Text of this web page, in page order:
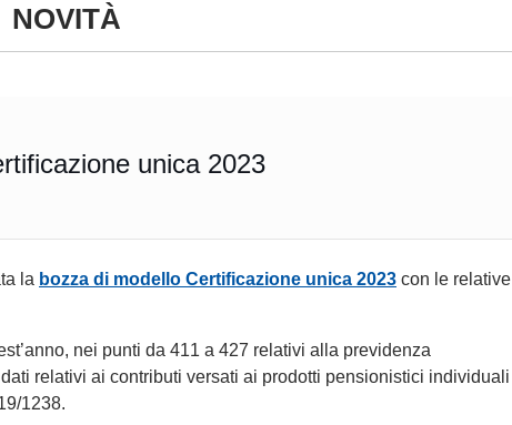
NOVITÀ
unica 2023
la bozza di modello Certificazione unica 2023 con le relative
nei punti da 411 a 427 relativi alla previdenza
relativi ai contributi versati ai prodotti pensionistici individuali
1238.